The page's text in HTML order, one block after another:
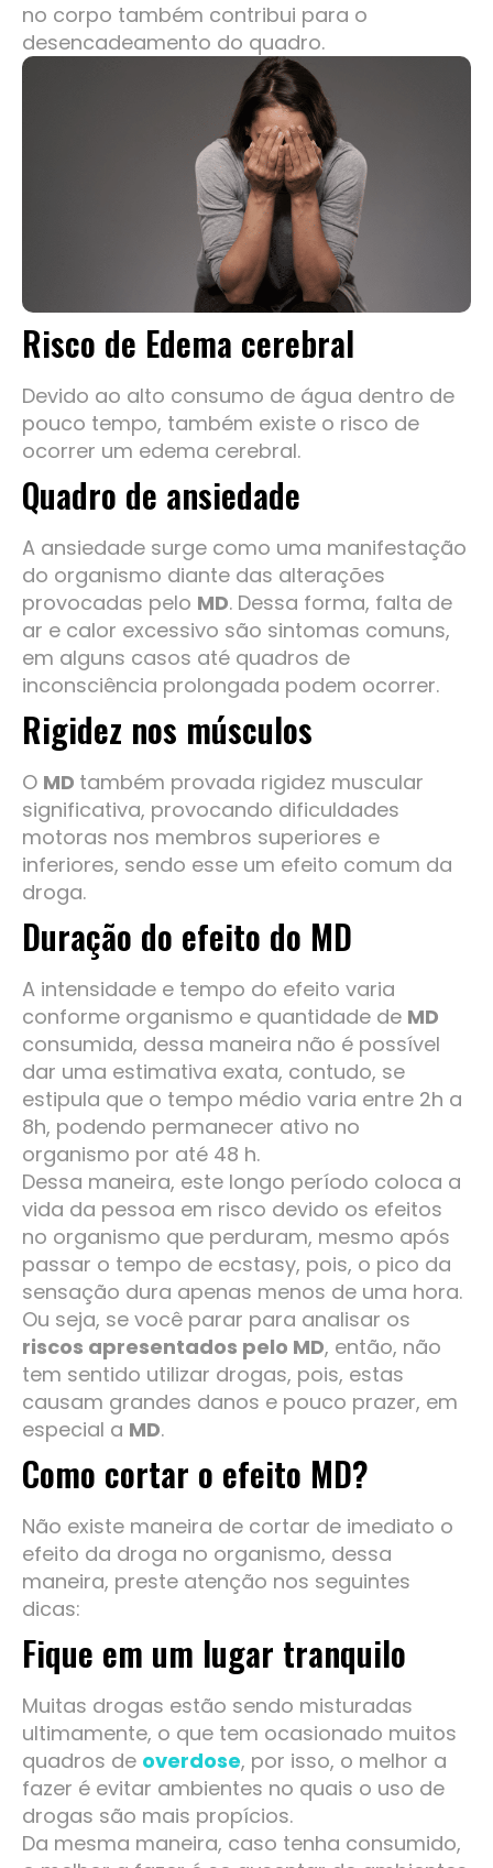
no corpo também contribui para o
desencadeamento do quadro.
Risco de Edema cerebral
Devido ao alto consumo de água dentro de
pouco tempo, também existe o risco de
ocorrer um edema cerebral.
Quadro de ansiedade
A ansiedade surge como uma manifestação
do organismo diante das alterações
provocadas pelo MD. Dessa forma, falta de
ar e calor excessivo são sintomas comuns,
em alguns casos até quadros de
inconsciência prolongada podem ocorrer.
Rigidez nos músculos
O MD também provada rigidez muscular
significativa, provocando dificuldades
motoras nos membros superiores e
inferiores, sendo esse um efeito comum da
droga.
Duração do efeito do MD
A intensidade e tempo do efeito varia
conforme organismo e quantidade de MD
consumida, dessa maneira não é possível
dar uma estimativa exata, contudo, se
estipula que o tempo médio varia entre 2h a
8h, podendo permanecer ativo no
organismo por até 48 h.
Dessa maneira, este longo período coloca a
vida da pessoa em risco devido os efeitos
no organismo que perduram, mesmo após
passar o tempo de ecstasy, pois, o pico da
sensação dura apenas menos de uma hora.
Ou seja, se você parar para analisar os
riscos apresentados pelo MD, então, não
tem sentido utilizar drogas, pois, estas
causam grandes danos e pouco prazer, em
especial a MD.
Como cortar o efeito MD?
Não existe maneira de cortar de imediato o
efeito da droga no organismo, dessa
maneira, preste atenção nos seguintes
dicas:
Fique em um lugar tranquilo
Muitas drogas estão sendo misturadas
ultimamente, o que tem ocasionado muitos
quadros de overdose, por isso, o melhor a
fazer é evitar ambientes no quais o uso de
drogas são mais propícios.
Da mesma maneira, caso tenha consumido,